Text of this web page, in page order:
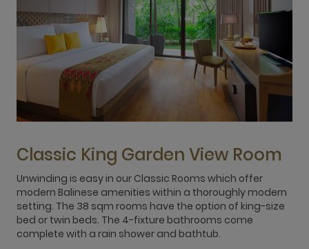
Classic King Garden View Room
Unwinding is easy in our Classic Rooms which offer
modern Balinese amenities within a thoroughly modern
setting. The 38 sqm rooms have the option of king-size
bed or twin beds. The 4-fixture bathrooms come
complete with a rain shower and bathtub.